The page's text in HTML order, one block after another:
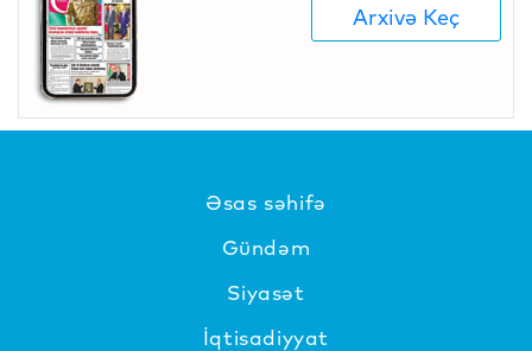
Arxivə Keç
Əsas səhifə
Gündəm
Siyasət
İqtisadiyyat